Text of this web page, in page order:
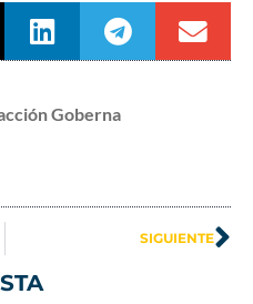
Goberna
SIGUIENTE